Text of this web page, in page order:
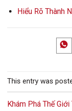
Hiểu Rõ Thành
This entry was
Khám Phá Thế Giới